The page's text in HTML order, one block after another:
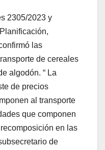
2305/2023 y
las
de cereales
algodón. “ La
de precios
al transporte
que componen
en las
de